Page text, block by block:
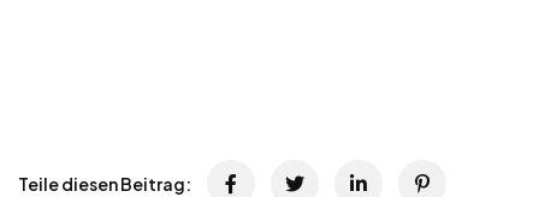
Teile diesen Beitrag: